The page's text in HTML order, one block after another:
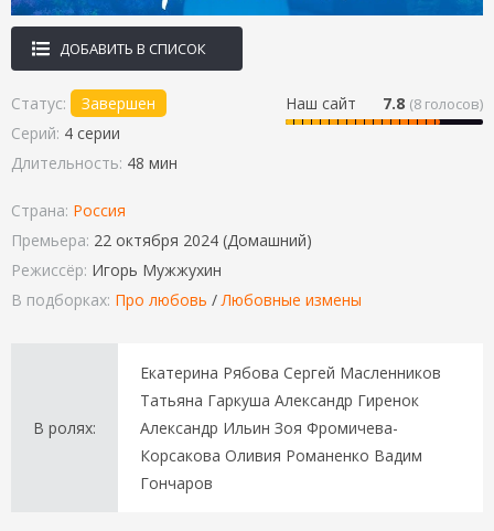
ДОБАВИТЬ В СПИСОК
Наш сайт 7.8 (8 голосов)
Статус:
Завершен
Серий: 4 серии
Длительность: 48 мин
Страна: Россия
Премьера: 22 октября 2024 (Домашний)
Режиссёр: Игорь Мужжухин
В подборках: Про любовь /Любовные измены
В ролях:
Екатерина Рябова Сергей Масленников
Татьяна Гаркуша Александр Гиренок
Александр Ильин Зоя Фромичева-
Корсакова Оливия Романенко Вадим
Гончаров